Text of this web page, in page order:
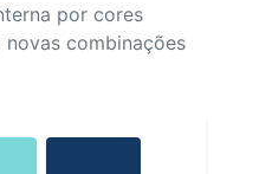
por cores
novas combinações